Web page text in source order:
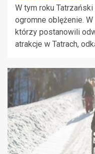
W tym roku
ogromne oblężenie.
którzy postanowili
atrakcje w Tatrach,